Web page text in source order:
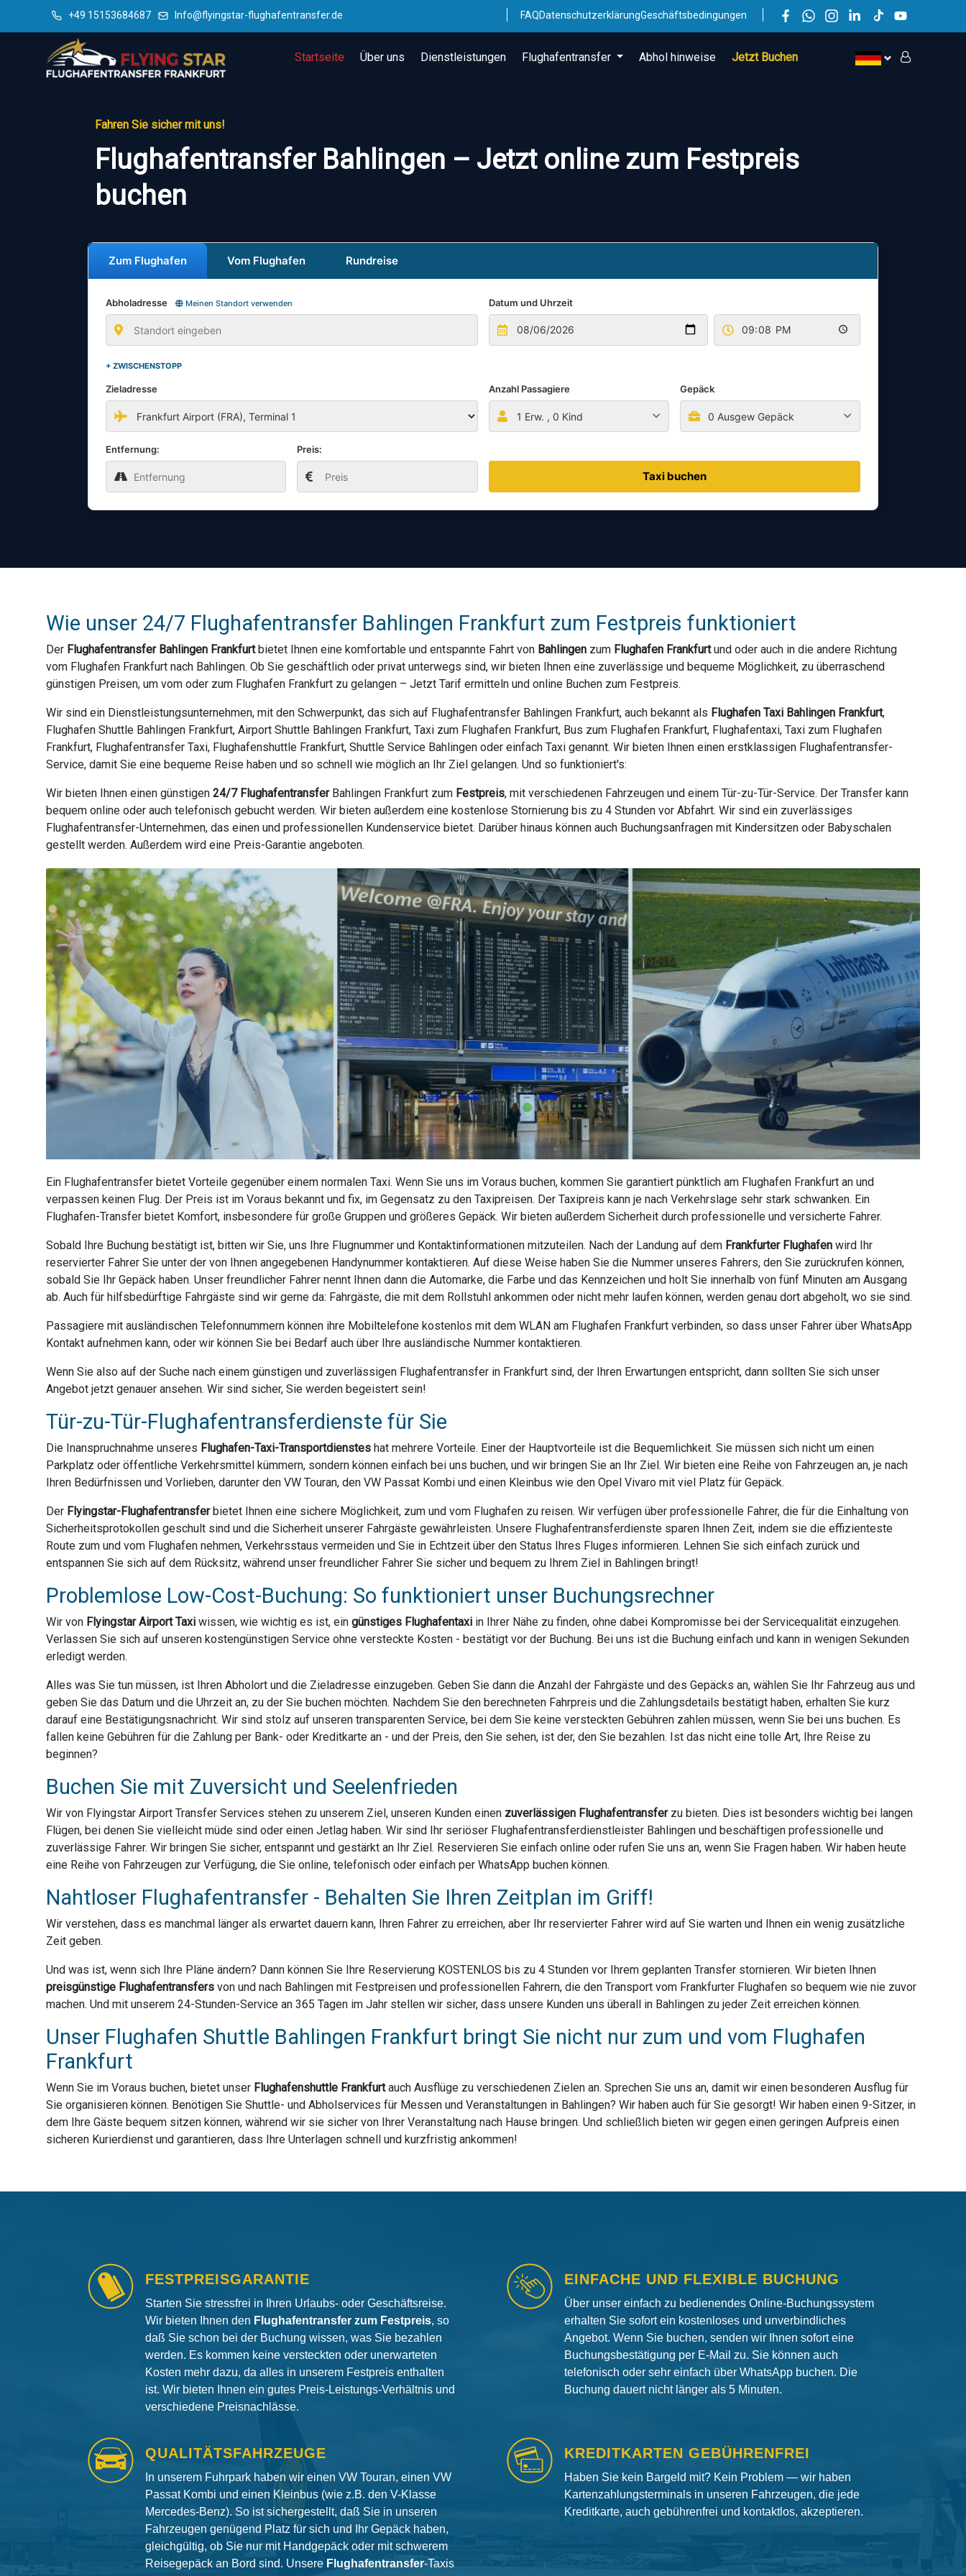
+49 15153684687 Info@flyingstar-flughafentransfer.de FAQDatenschutzerklärungGeschäftsbedingungen
Startseite Über uns Dienstleistungen Flughafentransfer Abhol hinweise Jetzt Buchen
Fahren Sie sicher mit uns!
Flughafentransfer Bahlingen – Jetzt online zum Festpreis
buchen
Zum Flughafen Vom Flughafen Rundreise
Abholadresse Meinen Standort verwenden
+ ZWISCHENSTOPP
Datum und Uhrzeit
Zieladresse Anzahl Passagiere
1 Erw. , 0 Kind
Gepäck
0 Ausgew Gepäck
Entfernung: Preis:
Taxi buchen
Wie unser 24/7 Flughafentransfer Bahlingen Frankfurt zum Festpreis funktioniert
Der Flughafentransfer Bahlingen Frankfurtbietet Ihnen eine komfortable und entspannte Fahrt von Bahlingen zum Flughafen Frankfurtund oder auch in die andere Richtung
vom Flughafen Frankfurt nach Bahlingen. Ob Sie geschäftlich oder privat unterwegs sind, wir bieten Ihnen eine zuverlässige und bequeme Möglichkeit, zu überraschend
günstigen Preisen, um vom oder zum Flughafen Frankfurt zu gelangen – Jetzt Tarif ermitteln und online Buchen zum Festpreis.
Wir sind ein Dienstleistungsunternehmen, mit den Schwerpunkt, das sich auf Flughafentransfer Bahlingen Frankfurt, auch bekannt als Flughafen Taxi Bahlingen Frankfurt,
Flughafen Shuttle Bahlingen Frankfurt, Airport Shuttle Bahlingen Frankfurt, Taxi zum Flughafen Frankfurt, Bus zum Flughafen Frankfurt, Flughafentaxi, Taxi zum Flughafen
Frankfurt, Flughafentransfer Taxi, Flughafenshuttle Frankfurt, Shuttle Service Bahlingen oder einfach Taxi genannt. Wir bieten Ihnen einen erstklassigen Flughafentransfer-
Service, damit Sie eine bequeme Reise haben und so schnell wie möglich an Ihr Ziel gelangen. Und so funktioniert's:
Wir bieten Ihnen einen günstigen 24/7 FlughafentransferBahlingen Frankfurt zum Festpreis, mit verschiedenen Fahrzeugen und einem Tür-zu-Tür-Service. Der Transfer kann
bequem online oder auch telefonisch gebucht werden. Wir bieten außerdem eine kostenlose Stornierung bis zu 4 Stunden vor Abfahrt. Wir sind ein zuverlässiges
Flughafentransfer-Unternehmen, das einen und professionellen Kundenservice bietet. Darüber hinaus können auch Buchungsanfragen mit Kindersitzen oder Babyschalen
gestellt werden. Außerdem wird eine Preis-Garantie angeboten.
Ein Flughafentransfer bietet Vorteile gegenüber einem normalen Taxi. Wenn Sie uns im Voraus buchen, kommen Sie garantiert pünktlich am Flughafen Frankfurt an und
verpassen keinen Flug. Der Preis ist im Voraus bekannt und fix, im Gegensatz zu den Taxipreisen. Der Taxipreis kann je nach Verkehrslage sehr stark schwanken. Ein
Flughafen-Transfer bietet Komfort, insbesondere für große Gruppen und größeres Gepäck. Wir bieten außerdem Sicherheit durch professionelle und versicherte Fahrer.
Sobald Ihre Buchung bestätigt ist, bitten wir Sie, uns Ihre Flugnummer und Kontaktinformationen mitzuteilen. Nach der Landung auf dem Frankfurter Flughafen wird Ihr
reservierter Fahrer Sie unter der von Ihnen angegebenen Handynummer kontaktieren. Auf diese Weise haben Sie die Nummer unseres Fahrers, den Sie zurückrufen können,
sobald Sie Ihr Gepäck haben. Unser freundlicher Fahrer nennt Ihnen dann die Automarke, die Farbe und das Kennzeichen und holt Sie innerhalb von fünf Minuten am Ausgang
ab. Auch für hilfsbedürftige Fahrgäste sind wir gerne da: Fahrgäste, die mit dem Rollstuhl ankommen oder nicht mehr laufen können, werden genau dort abgeholt, wo sie sind.
Passagiere mit ausländischen Telefonnummern können ihre Mobiltelefone kostenlos mit dem WLAN am Flughafen Frankfurt verbinden, so dass unser Fahrer über WhatsApp
Kontakt aufnehmen kann, oder wir können Sie bei Bedarf auch über Ihre ausländische Nummer kontaktieren.
Wenn Sie also auf der Suche nach einem günstigen und zuverlässigen Flughafentransfer in Frankfurt sind, der Ihren Erwartungen entspricht, dann sollten Sie sich unser
Angebot jetzt genauer ansehen. Wir sind sicher, Sie werden begeistert sein!
Tür-zu-Tür-Flughafentransferdienste für Sie
Die Inanspruchnahme unseres Flughafen-Taxi-Transportdienstes hat mehrere Vorteile. Einer der Hauptvorteile ist die Bequemlichkeit. Sie müssen sich nicht um einen
Parkplatz oder öffentliche Verkehrsmittel kümmern, sondern können einfach bei uns buchen, und wir bringen Sie an Ihr Ziel. Wir bieten eine Reihe von Fahrzeugen an, je nach
Ihren Bedürfnissen und Vorlieben, darunter den VW Touran, den VW Passat Kombi und einen Kleinbus wie den Opel Vivaro mit viel Platz für Gepäck.
Der Flyingstar-Flughafentransferbietet Ihnen eine sichere Möglichkeit, zum und vom Flughafen zu reisen. Wir verfügen über professionelle Fahrer, die für die Einhaltung von
Sicherheitsprotokollen geschult sind und die Sicherheit unserer Fahrgäste gewährleisten. Unsere Flughafentransferdienste sparen Ihnen Zeit, indem sie die effizienteste
Route zum und vom Flughafen nehmen, Verkehrsstaus vermeiden und Sie in Echtzeit über den Status Ihres Fluges informieren. Lehnen Sie sich einfach zurück und
entspannen Sie sich auf dem Rücksitz, während unser freundlicher Fahrer Sie sicher und bequem zu Ihrem Ziel in Bahlingen bringt!
Problemlose Low-Cost-Buchung: So funktioniert unser Buchungsrechner
Wir von Flyingstar Airport Taxi wissen, wie wichtig es ist, ein günstiges Flughafentaxi in Ihrer Nähe zu finden, ohne dabei Kompromisse bei der Servicequalität einzugehen.
Verlassen Sie sich auf unseren kostengünstigen Service ohne versteckte Kosten - bestätigt vor der Buchung. Bei uns ist die Buchung einfach und kann in wenigen Sekunden
erledigt werden.
Alles was Sie tun müssen, ist Ihren Abholort und die Zieladresse einzugeben. Geben Sie dann die Anzahl der Fahrgäste und des Gepäcks an, wählen Sie Ihr Fahrzeug aus und
geben Sie das Datum und die Uhrzeit an, zu der Sie buchen möchten. Nachdem Sie den berechneten Fahrpreis und die Zahlungsdetails bestätigt haben, erhalten Sie kurz
darauf eine Bestätigungsnachricht. Wir sind stolz auf unseren transparenten Service, bei dem Sie keine versteckten Gebühren zahlen müssen, wenn Sie bei uns buchen. Es
fallen keine Gebühren für die Zahlung per Bank- oder Kreditkarte an - und der Preis, den Sie sehen, ist der, den Sie bezahlen. Ist das nicht eine tolle Art, Ihre Reise zu
beginnen?
Buchen Sie mit Zuversicht und Seelenfrieden
Wir von Flyingstar Airport Transfer Services stehen zu unserem Ziel, unseren Kunden einen zuverlässigen Flughafentransferzu bieten. Dies ist besonders wichtig bei langen
Flügen, bei denen Sie vielleicht müde sind oder einen Jetlag haben. Wir sind Ihr seriöser Flughafentransferdienstleister Bahlingen und beschäftigen professionelle und
zuverlässige Fahrer. Wir bringen Sie sicher, entspannt und gestärkt an Ihr Ziel. Reservieren Sie einfach online oder rufen Sie uns an, wenn Sie Fragen haben. Wir haben heute
eine Reihe von Fahrzeugen zur Verfügung, die Sie online, telefonisch oder einfach per WhatsApp buchen können.
Nahtloser Flughafentransfer - Behalten Sie Ihren Zeitplan im Griff!
Wir verstehen, dass es manchmal länger als erwartet dauern kann, Ihren Fahrer zu erreichen, aber Ihr reservierter Fahrer wird auf Sie warten und Ihnen ein wenig zusätzliche
Zeit geben.
Und was ist, wenn sich Ihre Pläne ändern? Dann können Sie Ihre Reservierung KOSTENLOS bis zu 4 Stunden vor Ihrem geplanten Transfer stornieren. Wir bieten Ihnen
preisgünstige Flughafentransfers von und nach Bahlingen mit Festpreisen und professionellen Fahrern, die den Transport vom Frankfurter Flughafen so bequem wie nie zuvor
machen. Und mit unserem 24-Stunden-Service an 365 Tagen im Jahr stellen wir sicher, dass unsere Kunden uns überall in Bahlingen zu jeder Zeit erreichen können.
Unser Flughafen Shuttle Bahlingen Frankfurt bringt Sie nicht nur zum und vom Flughafen
Frankfurt
Wenn Sie im Voraus buchen, bietet unser Flughafenshuttle Frankfurtauch Ausflüge zu verschiedenen Zielen an. Sprechen Sie uns an, damit wir einen besonderen Ausflug für
Sie organisieren können. Benötigen Sie Shuttle- und Abholservices für Messen und Veranstaltungen in Bahlingen? Wir haben auch für Sie gesorgt! Wir haben einen 9-Sitzer, in
dem Ihre Gäste bequem sitzen können, während wir sie sicher von Ihrer Veranstaltung nach Hause bringen. Und schließlich bieten wir gegen einen geringen Aufpreis einen
sicheren Kurierdienst und garantieren, dass Ihre Unterlagen schnell und kurzfristig ankommen!
FESTPREISGARANTIE
Starten Sie stressfrei in Ihren Urlaubs- oder Geschäftsreise.
Wir bieten Ihnen den Flughafentransfer zum Festpreis, so
daß Sie schon bei der Buchung wissen, was Sie bezahlen
werden. Es kommen keine versteckten oder unerwarteten
Kosten mehr dazu, da alles in unserem Festpreis enthalten
ist. Wir bieten Ihnen ein gutes Preis-Leistungs-Verhältnis und
verschiedene Preisnachlässe.
EINFACHE UND FLEXIBLE BUCHUNG
Über unser einfach zu bedienendes Online-Buchungssystem
erhalten Sie sofort ein kostenloses und unverbindliches
Angebot. Wenn Sie buchen, senden wir Ihnen sofort eine
Buchungsbestätigung per E-Mail zu. Sie können auch
telefonisch oder sehr einfach über WhatsApp buchen. Die
Buchung dauert nicht länger als 5 Minuten.
QUALITÄTSFAHRZEUGE
In unserem Fuhrpark haben wir einen VW Touran, einen VW
Passat Kombi und einen Kleinbus (wie z.B. den V-Klasse
Mercedes-Benz). So ist sichergestellt, daß Sie in unseren
Fahrzeugen genügend Platz für sich und Ihr Gepäck haben,
gleichgültig, ob Sie nur mit Handgepäck oder mit schwerem
Reisegepäck an Bord sind. Unsere Flughafentransfer-Taxis
KREDITKARTEN GEBÜHRENFREI
Haben Sie kein Bargeld mit? Kein Problem — wir haben
Kartenzahlungsterminals in unseren Fahrzeugen, die jede
Kreditkarte, auch gebührenfrei und kontaktlos, akzeptieren.